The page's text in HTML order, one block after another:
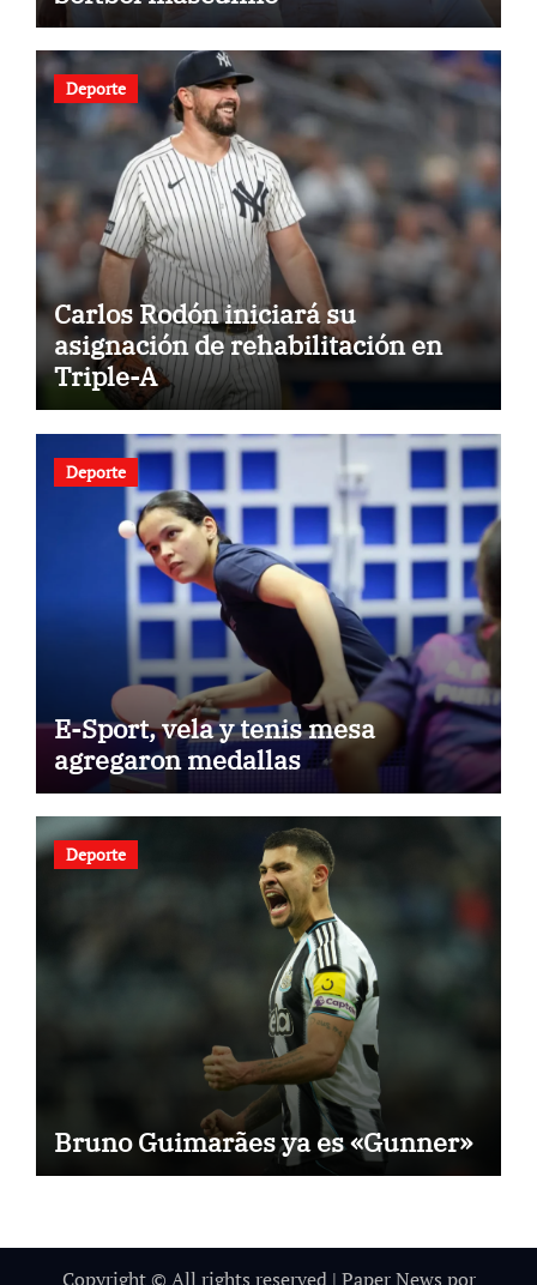
Deporte
Carlos Rodón iniciará su
asignación de rehabilitación en
Triple-A
Deporte
E-Sport, vela y tenis mesa
agregaron medallas
Deporte
Bruno Guimarães ya es «Gunner»
Copyright © All rights reserved | Paper News por